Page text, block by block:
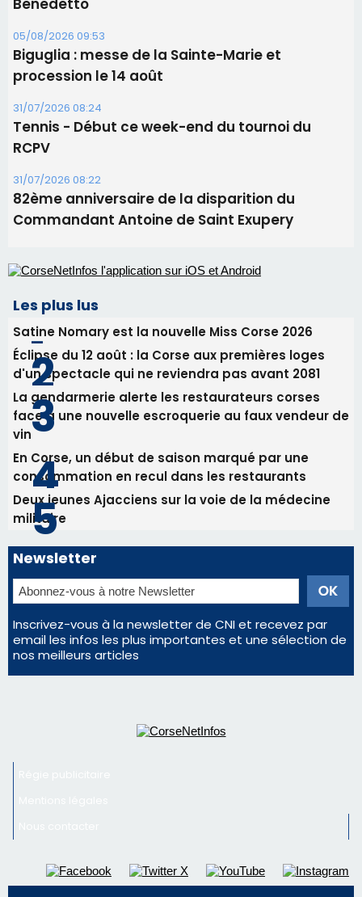
06/08/2026 15:57
Ucciani – Marché des producteurs à Cruculi le
11 août
06/08/2026 15:25
Corte – L’association A Nuciola organise une
projection sous les étoiles
06/08/2026 15:04
Alata - Soirée Tango Argentin au stade de San
Benedetto
05/08/2026 09:53
procession le 14 août
31/07/2026 08:24
Tennis - Début ce week-end du tournoi du
RCPV
31/07/2026 08:22
82ème anniversaire de la disparition du
Commandant Antoine de Saint Exupery
Les plus lus
Satine Nomary est la nouvelle Miss Corse 2026
Éclipse du 12 août : la Corse aux premières loges
d'un spectacle qui ne reviendra pas avant 2081
La gendarmerie alerte les restaurateurs corses
face à une nouvelle escroquerie au faux vendeur de
vin
En Corse, un début de saison marqué par une
consommation en recul dans les restaurants
nos meilleurs articles